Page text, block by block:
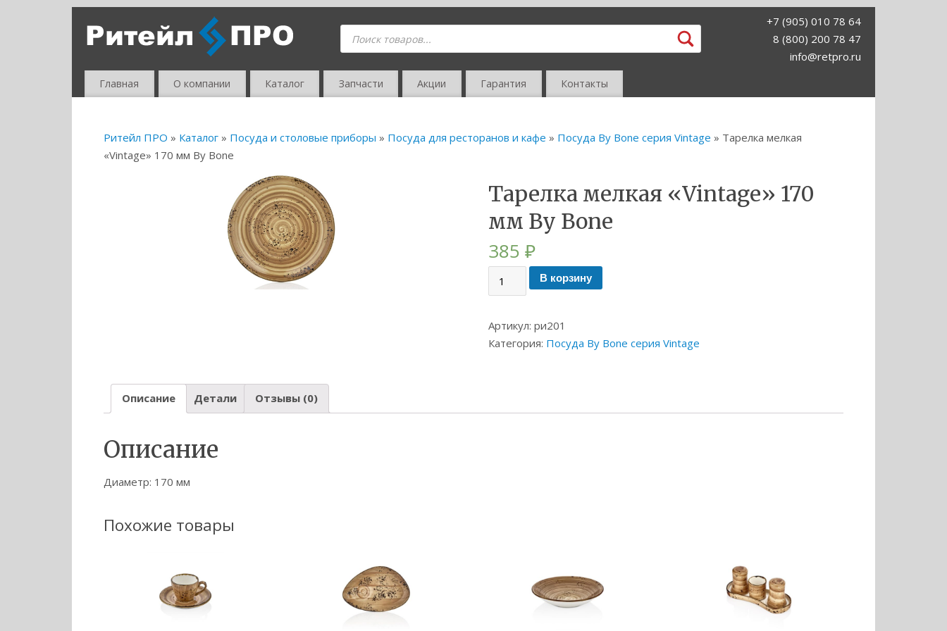
+7 (905) 010 78 64
8 (800) 200 78 47
info@retpro.ru
Главная О компании Каталог Запчасти Акции Гарантия Контакты
Ритейл ПРО » Каталог » Посуда и столовые приборы » Посуда для ресторанов и кафе » Посуда By Bone серия Vintage » Тарелка мелкая
«Vintage» 170 мм By Bone
Тарелка мелкая «Vintage» 170
мм By Bone
385 ₽
В корзину
Артикул: ри201
Категория: Посуда By Bone серия Vintage
Описание Детали Отзывы (0)
Описание
Диаметр: 170 мм
Похожие товары